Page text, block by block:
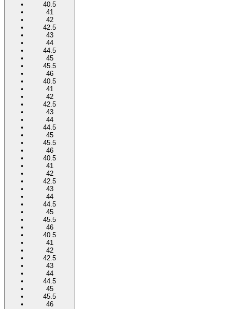
40.5
41
42
42.5
43
44
44.5
45
45.5
46
40.5
41
42
42.5
43
44
44.5
45
45.5
46
40.5
41
42
42.5
43
44
44.5
45
45.5
46
40.5
41
42
42.5
43
44
44.5
45
45.5
46